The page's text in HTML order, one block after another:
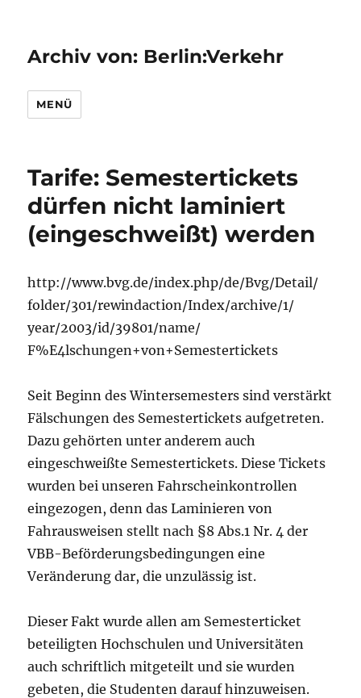
Archiv von: Berlin:Verkehr
MENÜ
Tarife: Semestertickets
dürfen nicht laminiert
(eingeschweißt) werden
http://www.bvg.de/index.php/de/Bvg/Detail/
folder/301/rewindaction/Index/archive/1/
year/2003/id/39801/name/
F%E4lschungen+von+Semestertickets
Seit Beginn des Wintersemesters sind verstärkt
Fälschungen des Semestertickets aufgetreten.
Dazu gehörten unter anderem auch
eingeschweißte Semestertickets. Diese Tickets
wurden bei unseren Fahrscheinkontrollen
eingezogen, denn das Laminieren von
Fahrausweisen stellt nach §8 Abs.1 Nr. 4 der
VBB-Beförderungsbedingungen eine
Veränderung dar, die unzulässig ist.
Dieser Fakt wurde allen am Semesterticket
beteiligten Hochschulen und Universitäten
auch schriftlich mitgeteilt und sie wurden
gebeten, die Studenten darauf hinzuweisen.